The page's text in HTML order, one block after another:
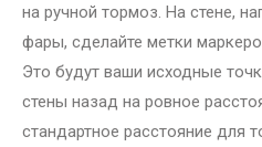
на ручной тормоз. На стене,
фары, сделайте метки
Это будут ваши исходные
стены назад на ровное
стандартное расстояние для